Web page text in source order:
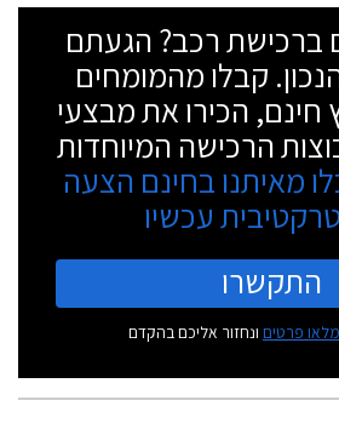
ברכישת רכב? הגעתם
קבלו מהמומחים
חינם, הכירו את מבצעי
הרכישה המיוחדות
מאיתנו בחינם הצעה
עכשיו
התקשרו
מלאו פרטים ונחזור אליכם בהקדם